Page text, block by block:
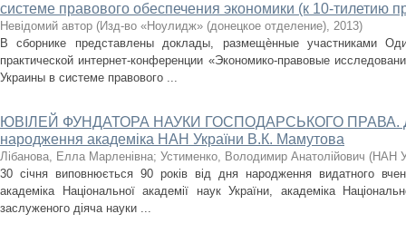
системе правового обеспечения экономики (к 10-тилетию
Невідомий автор (Изд-во «Ноулидж» (донецкое отделение), 2013)
В сборнике представлены доклады, размещѐнные участниками
практической интернет-конференции «Экономико-правовые
Украины в системе правового ...
ЮВІЛЕЙ ФУНДАТОРА НАУКИ ГОСПОДАРСЬКОГО ПРАВА. До
народження академіка НАН України В.К. Мамутова
Лібанова, Елла Марленівна; Устименко, Володимир Анатолійович (НАН
30 січня виповнюється 90 років від дня народження видатного
академіка Національної академії наук України, академіка
заслуженого діяча науки ...